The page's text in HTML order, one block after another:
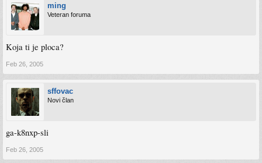
ming
Veteran foruma
Koja ti je ploca?
Feb 26, 2005
sffovac
Novi član
ga-k8nxp-sli
Feb 26, 2005